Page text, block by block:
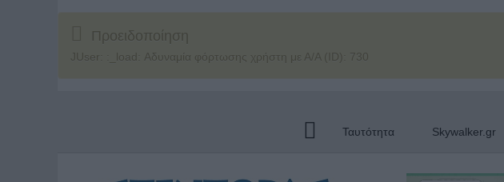
Προειδοποίηση
JUser: :_load: Αδυναμία φόρτωσης χρήστη με Α/Α (ID): 730
Ταυτότητα Skywalker.gr